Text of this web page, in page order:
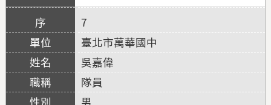
7
臺北市萬華國中
吳嘉偉
隊員
男